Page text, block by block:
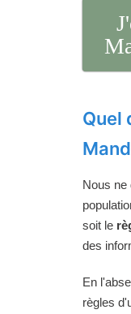
Quel
Nous ne
soit le
des
En
règles